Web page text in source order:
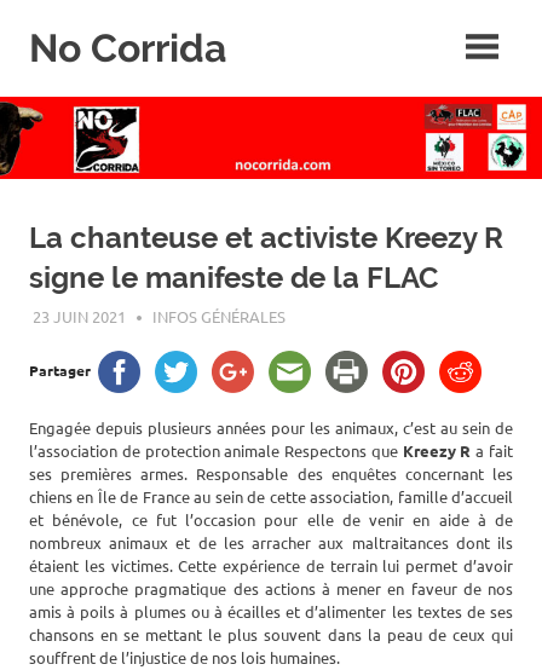
No Corrida
de
la
corrida
La chanteuse et activiste Kreezy R
signe le manifeste de la FLAC
23 JUIN 2021 ROGER LAHANA
INFOS GÉNÉRALES
Partager
Engagée depuis plusieurs années pour les animaux, c’est au sein de
l’association de protection animale Respectons que Kreezy R a fait
ses premières armes. Responsable des enquêtes concernant les
chiens en Île de France au sein de cette association, famille d’accueil
et bénévole, ce fut l’occasion pour elle de venir en aide à de
nombreux animaux et de les arracher aux maltraitances dont ils
étaient les victimes. Cette expérience de terrain lui permet d’avoir
une approche pragmatique des actions à mener en faveur de nos
amis à poils à plumes ou à écailles et d’alimenter les textes de ses
chansons en se mettant le plus souvent dans la peau de ceux qui
souffrent de l’injustice de nos lois humaines.